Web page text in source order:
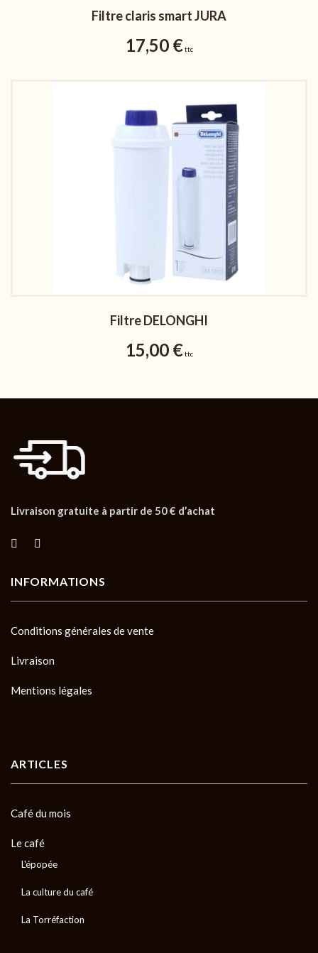
Filtre claris smart JURA
17,50 € ttc
Filtre DELONGHI
15,00 € ttc
Livraison gratuite à partir de 50 € d’achat
INFORMATIONS
Conditions générales de vente
Livraison
Mentions légales
ARTICLES
Café du mois
Le café
L'épopée
La culture du café
La Torréfaction